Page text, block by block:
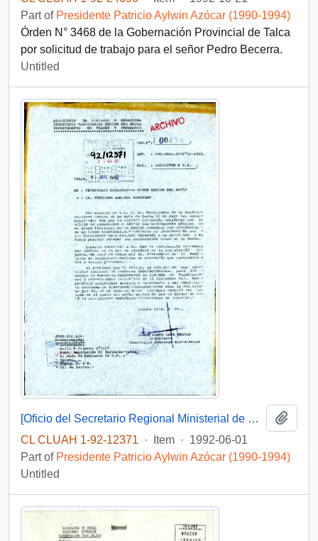
Part of Presidente Patricio Aylwin Azócar (1990-1994)
Órden N° 3468 de la Gobernación Provincial de Talca
por solicitud de trabajo para el señor Pedro Becerra.
Untitled
[Oficio del Secretario Regional Ministerial de Vivienda y Urbanismo de la Región del Maule]
CL CLUAH 1-92-12371
· Item · 1992-06-01
Part of Presidente Patricio Aylwin Azócar (1990-1994)
Untitled